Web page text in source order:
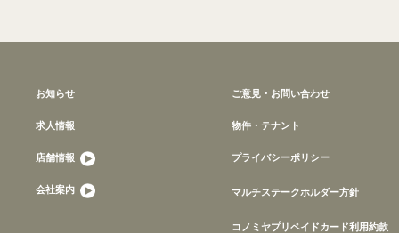
お知らせ
求人情報
店舗情報
会社案内
ご意見・お問い合わせ
物件・テナント
プライバシーポリシー
マルチステークホルダー方針
コノミヤプリペイドカード利用約款